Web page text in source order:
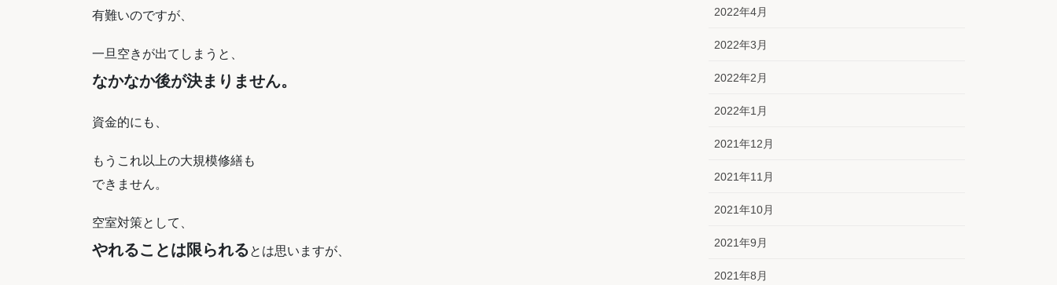
有難いのですが、
一旦空きが出てしまうと、
なかなか後が決まりません。
資金的にも、
もうこれ以上の大規模修繕も
できません。
空室対策として、
やれることは限られるとは思いますが、
2022年4月
2022年3月
2022年2月
2022年1月
2021年12月
2021年11月
2021年10月
2021年9月
2021年8月